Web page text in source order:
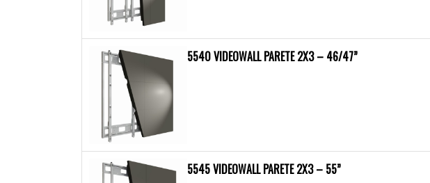
5540 VIDEOWALL PARETE 2X3 – 46/47”
5545 VIDEOWALL PARETE 2X3 – 55”